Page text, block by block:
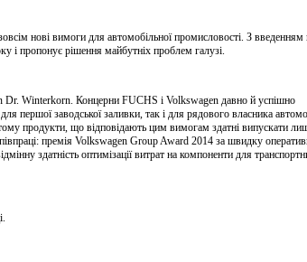
нові вимоги для автомобільної промисловості. З введенням
і пропонує рішення майбутніх проблем галузі.
Dr. Winterkorn. Концерни FUCHS і Volkswagen давно й успішно
першої заводської заливки, так і для рядового власника
продукти, що відповідають цим вимогам здатні випускати
премія Volkswagen Group Award 2014 за швидку
здатність оптимізації витрат на компоненти для